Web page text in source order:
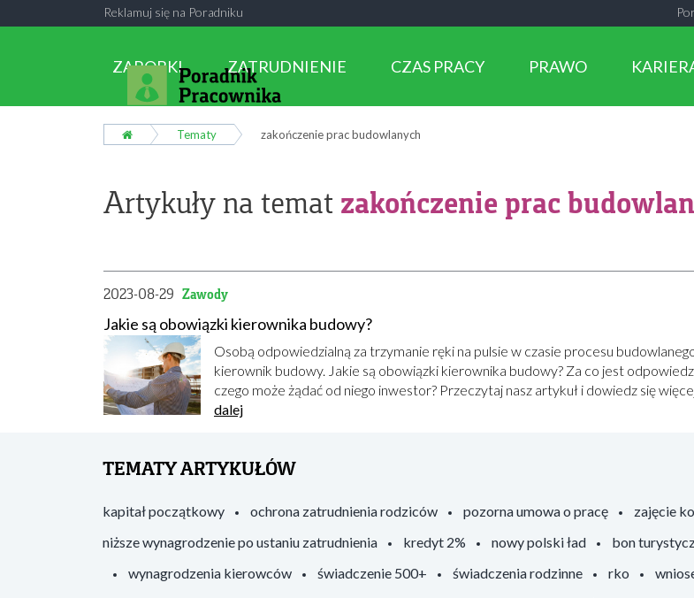
Reklamuj się na Poradniku
ZAROBKI ZATRUDNIENIE CZAS PRACY PRAWO
Tematy zakończenie prac budowlanych
Artykuły na temat zakończenie prac
2023-08-29 Zawody
Jakie są obowiązki kierownika budowy?
Osobą odpowiedzialną za trzymanie ręki na pulsie w czasie procesu
kierownik budowy. Jakie są obowiązki kierownika budowy? Za co jest
czego może żądać od niego inwestor? Przeczytaj nasz artykuł i dowiedz się
dalej
TEMATY ARTYKUŁÓW
kapitał początkowy ochrona zatrudnienia rodziców pozorna umowa o pracę zajęcie
niższe wynagrodzenie po ustaniu zatrudnienia
kredyt 2% nowy polski ład bon
wynagrodzenia kierowców
świadczenie 500+ świadczenia rodzinne rko